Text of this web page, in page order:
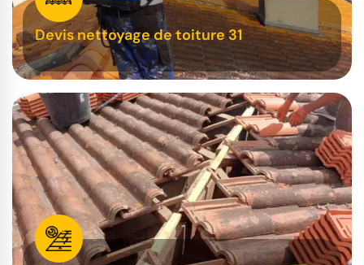
Devis nettoyage de toiture 31